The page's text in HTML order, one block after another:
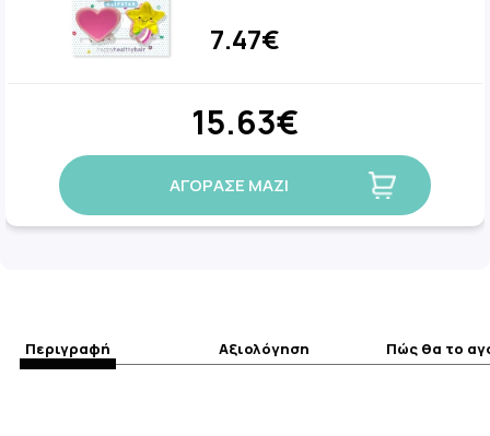
7.47€
15.63€
ΑΓΟΡΑΣΕ ΜΑΖΙ
Περιγραφή Αξιολόγηση Πώς θα το